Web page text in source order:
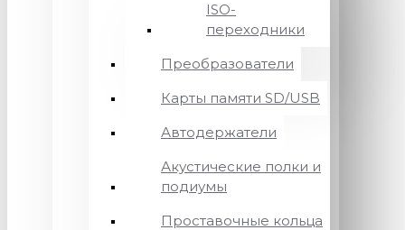
ISO-
переходники
Преобразователи
Карты памяти SD/USB
Автодержатели
Акустические полки и
подиумы
Проставочные кольца